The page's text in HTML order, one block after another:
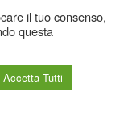
il tuo consenso,
questa
Accetta Tutti